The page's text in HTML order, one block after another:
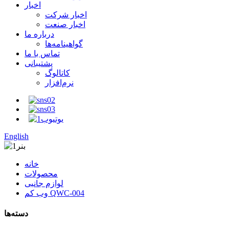
اخبار
اخبار شرکت
اخبار صنعت
درباره ما
گواهینامه‌ها
تماس با ما
پشتیبانی
کاتالوگ
نرم‌افزار
English
خانه
محصولات
لوازم جانبی
وب کم QWC-004
دسته‌ها